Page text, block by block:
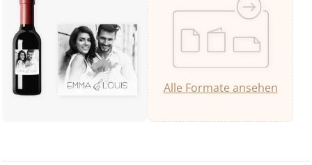
Alle Formate ansehen